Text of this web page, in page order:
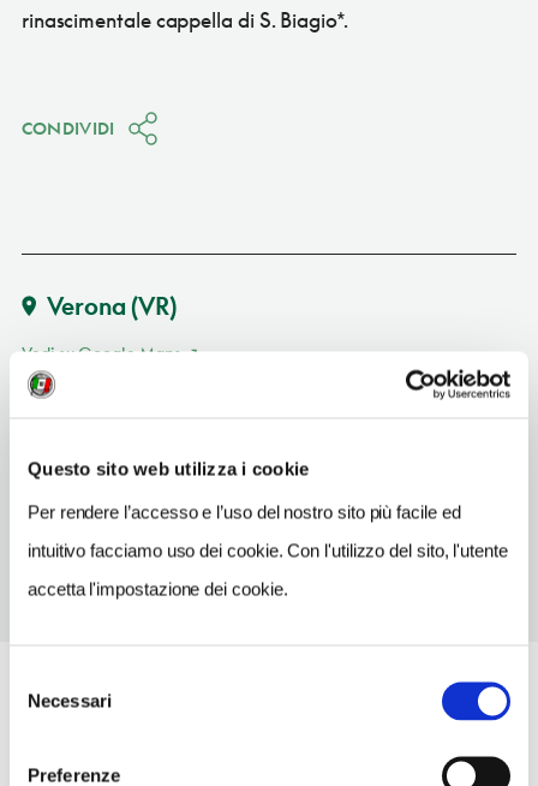
Questo sito web utilizza i cookie
Per rendere l’accesso e l’uso del nostro sito più facile ed
intuitivo facciamo uso dei cookie. Con l'utilizzo del sito, l'utente
accetta l'impostazione dei cookie.
delNecessari
Preferenze
rinascimentale cappella di S. Biagio*.
CONDIVIDI
Verona (VR)
Vedi su Google Maps
Verona (VR)
Veneto IT